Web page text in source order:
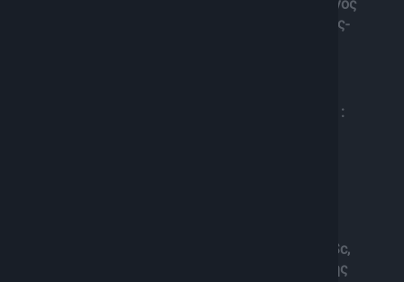
Κωνσταντίνος
Λουκόπουλος Αντιστράτηγος ε.α // γεωπολιτικός-
>> Στην εκπομπή καταθέτουν την οπτική τους οι :
– Ελπίδα Τσαμπουράκη , Περιβαλλοντολόγος MSc,
γεωπόνος , ειδική στην επίδραση της ανθρώπινης